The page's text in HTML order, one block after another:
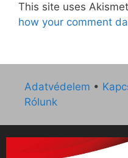
This site uses
how your comment
Adatvédelem •
Rólunk